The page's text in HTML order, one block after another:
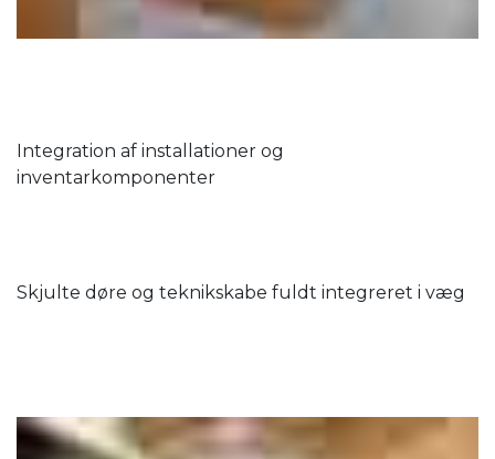
Integration af installationer og
inventarkomponenter
Skjulte døre og teknikskabe fuldt integreret i væg